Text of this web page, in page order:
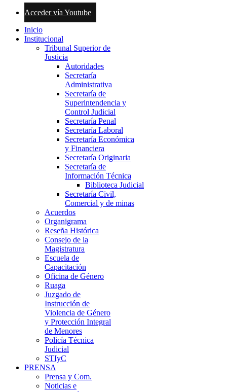
Acceder vía Youtube
Inicio
Institucional
Tribunal Superior de
Justicia
Autoridades
Secretaría
Administrativa
Secretaría de
Superintendencia y
Control Judicial
Secretaría Penal
Secretaría Laboral
Secretaría Económica
y Financiera
Secretaría Originaria
Secretaría de
Información Técnica
Biblioteca Judicial
Secretaría Civil,
Comercial y de minas
Acuerdos
Organigrama
Reseña Histórica
Consejo de la
Magistratura
Escuela de
Capacitación
Oficina de Género
Ruaga
Juzgado de
Instrucción de
Violencia de Género
y Protección Integral
de Menores
Policía Técnica
Judicial
STIyC
PRENSA
Prensa y Com.
Noticias e